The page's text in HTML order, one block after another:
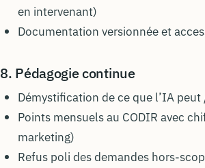
en intervenant)
Documentation versionnée et
8. Pédagogie continue
Démystification de ce que l’IA
Points mensuels au CODIR avec
marketing)
Refus poli des demandes hors-